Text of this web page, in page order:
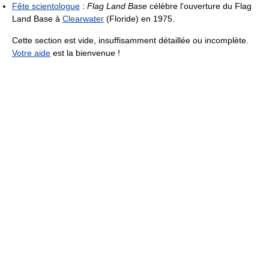
Fête scientologue : Flag Land Base célèbre l'ouverture du Flag
Land Base à Clearwater (Floride) en 1975.
Cette section est vide, insuffisamment détaillée ou incomplète.
Votre aide est la bienvenue !